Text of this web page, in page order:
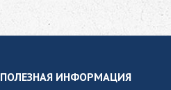
ПОЛЕЗНАЯ ИНФОРМАЦИЯ